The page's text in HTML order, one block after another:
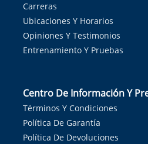
Carreras
Ubicaciones Y Horarios
Opiniones Y Testimonios
Entrenamiento Y Pruebas
Centro De Información Y
Términos Y Condiciones
Política De Garantía
Política De Devoluciones